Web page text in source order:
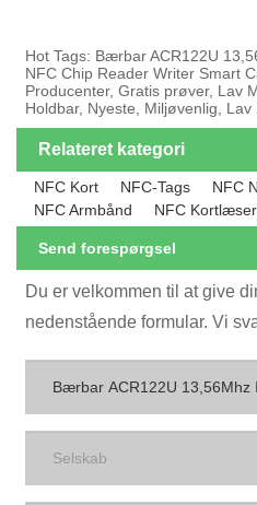
Hot Tags: Bærbar ACR122U
NFC Chip Reader Writer Smart
Producenter, Gratis prøver, Lav
Holdbar, Nyeste, Miljøvenlig, Lav
Relateret kategori
NFC Kort NFC-Tags
NFC
NFC Armbånd
NFC
Send forespørgsel
Du er velkommen til at give
nedenstående formular. Vi